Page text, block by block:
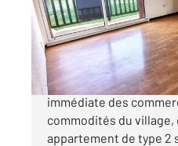
Appartement T2 à
75 000
Situé au cœur de Pont-
immédiate des
commodités du village,
appartement de type 2